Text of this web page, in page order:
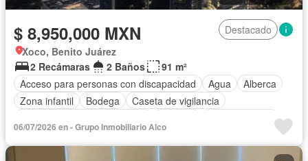
$ 8,950,000 MXN
Destacado
Xoco, Benito Juárez
2 Recámaras
2 Baños
91 m²
Acceso para personas con discapacidad
Agua
Alberca
Zona infantil
Bodega
Caseta de vigilancia
Conserje
Cuarto de Limpieza
Estacionamiento
06/07/2026 en - Grupo Inmobiliario Alco